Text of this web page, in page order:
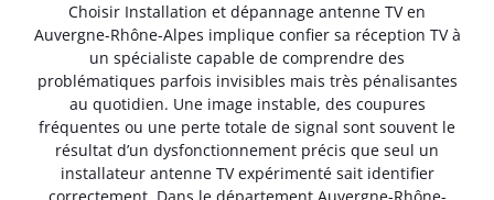
Choisir Installation et dépannage antenne TV en
Auvergne-Rhône-Alpes implique confier sa réception TV à
un spécialiste capable de comprendre des
problématiques parfois invisibles mais très pénalisantes
au quotidien. Une image instable, des coupures
fréquentes ou une perte totale de signal sont souvent le
résultat d’un dysfonctionnement précis que seul un
installateur antenne TV expérimenté sait identifier